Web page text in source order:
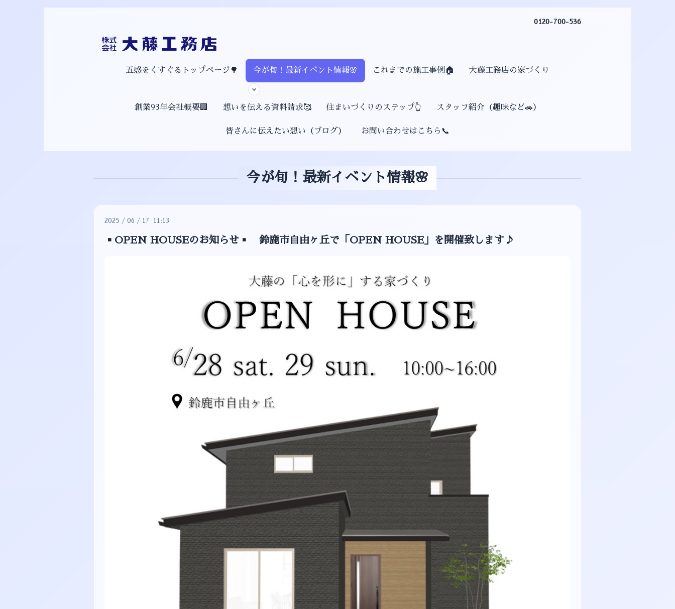
0120-700-536
五感をくすぐるトップページ🌳 今が旬！最新イベント情報🌸 これまでの施工事例🏠 大藤工務店の家づくり
創業93年会社概要🏢 想いを伝える資料請求🥰 住まいづくりのステップ👆 スタッフ紹介（趣味など🚗）
皆さんに伝えたい想い（ブログ） お問い合わせはこちら📞
今が旬！最新イベント情報🌸
2025 / 06 / 17 11:13
▪️OPEN HOUSEのお知らせ▪️ 鈴鹿市自由ヶ丘で「OPEN HOUSE」を開催致します♪